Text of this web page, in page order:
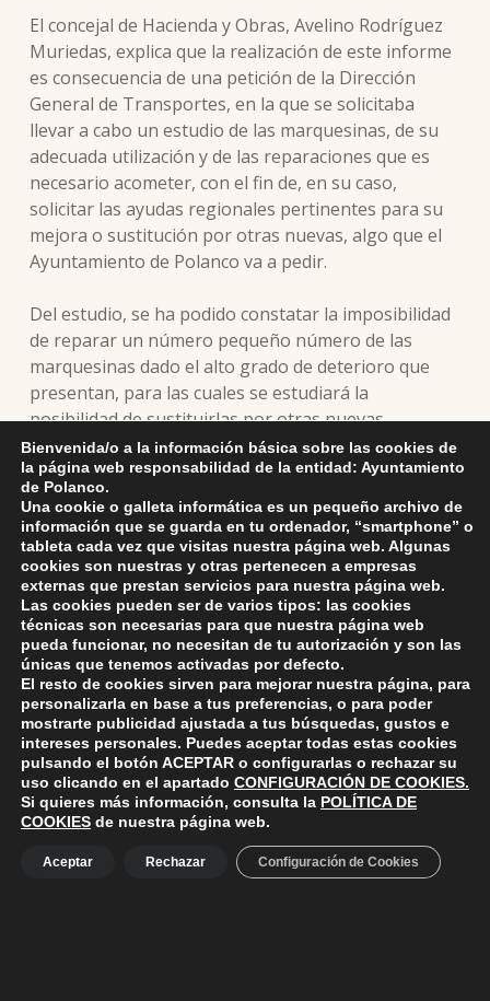
El concejal de Hacienda y Obras, Avelino Rodríguez
Muriedas, explica que la realización de este informe
es consecuencia de una petición de la Dirección
General de Transportes, en la que se solicitaba
llevar a cabo un estudio de las marquesinas, de su
adecuada utilización y de las reparaciones que es
necesario acometer, con el fin de, en su caso,
solicitar las ayudas regionales pertinentes para su
mejora o sustitución por otras nuevas, algo que el
Ayuntamiento de Polanco va a pedir.
Del estudio, se ha podido constatar la imposibilidad
de reparar un número pequeño número de las
marquesinas dado el alto grado de deterioro que
presentan, para las cuales se estudiará la
posibilidad de sustituirlas por otras nuevas
solicitando el cambio a la Dirección General de
Transportes.
A su vez, aquellas que solo necesitan reparaciones
el Ayuntamiento las acometerá con sus propios
medios y personal en función de las disponibilidades
presupuestarias.
Skip back to main navigation
ayuntamiento de polanco
AYUNTAMIENTO DE POLANCO
Ayuntamiento de Polanco. La iglesia R-29 39313 Polanco
Bienvenida/o a la información básica sobre las cookies de
la página web responsabilidad de la entidad: Ayuntamiento
de Polanco.
Una cookie o galleta informática es un pequeño archivo de
información que se guarda en tu ordenador, “smartphone” o
tableta cada vez que visitas nuestra página web. Algunas
cookies son nuestras y otras pertenecen a empresas
externas que prestan servicios para nuestra página web.
Las cookies pueden ser de varios tipos: las cookies
técnicas son necesarias para que nuestra página web
pueda funcionar, no necesitan de tu autorización y son las
únicas que tenemos activadas por defecto.
El resto de cookies sirven para mejorar nuestra página, para
personalizarla en base a tus preferencias, o para poder
mostrarte publicidad ajustada a tus búsquedas, gustos e
intereses personales. Puedes aceptar todas estas cookies
pulsando el botón ACEPTAR o configurarlas o rechazar su
uso clicando en el apartado CONFIGURACIÓN DE COOKIES.
Si quieres más información, consulta la POLÍTICA DE
COOKIES de nuestra página web.
Aceptar Rechazar Configuración de Cookies